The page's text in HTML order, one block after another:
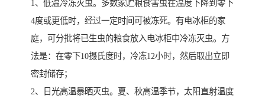
1、低温冷冻灭虫。多数家贮粮食害虫在温度下降到零下
4度或更低时，经过一定时间可被冻死。有电冰柜的家
庭，可分批将已生虫的粮食放入电冰柜中冷冻灭虫。方
法是：在零下10摄氏度时，冷冻12小时，然后取出立即
密封储存；
2、日光高温暴晒灭虫。夏、秋高温季节，太阳直射温度